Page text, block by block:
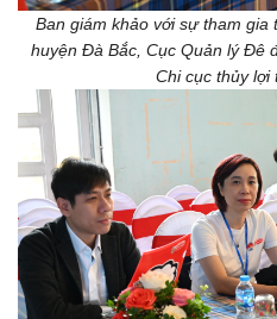
Ban giám khảo với sự tham
huyện Đà Bắc, Cục Quản lý Đê
Chi cục thủy lợi